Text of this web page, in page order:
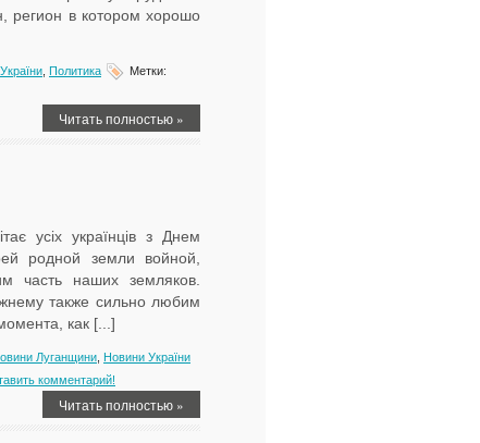
регион в котором хорошо
Политика
Метки:
Читать полностью »
усіх українців з Днем
родной земли войной,
часть наших земляков.
также сильно любим
как [...]
Луганщини Новини України
комментарий!
Читать полностью »